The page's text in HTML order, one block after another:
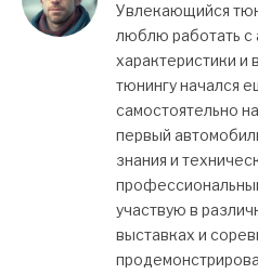
Увлекающийся
люблю работать с
характеристики и
тюнингу начался
самостоятельно
первый
знания и
участвую в
выставках и